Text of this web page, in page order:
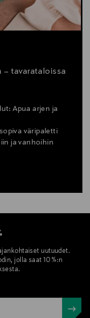
– tavarataloissa
Apua arjen ja
väripaletti
ja vanhoihin
uutuudet.
jolla saat 10 %:n